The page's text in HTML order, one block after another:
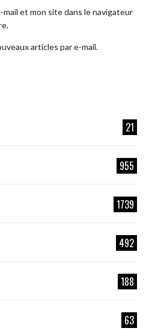
et mon site dans le navigateur
articles par e-mail.
21
955
1739
492
188
63